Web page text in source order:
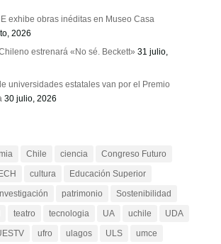
exhibe obras inéditas en Museo Casa
2026
estrenará «No sé. Beckett» 31 julio,
universidades estatales van por el Premio
30 julio, 2026
Chile ciencia
Congreso Futuro
cultura
Educación Superior
Investigación patrimonio
Sostenibilidad
teatro tecnologia UA uchile
UDA
ufro ulagos ULS
umce